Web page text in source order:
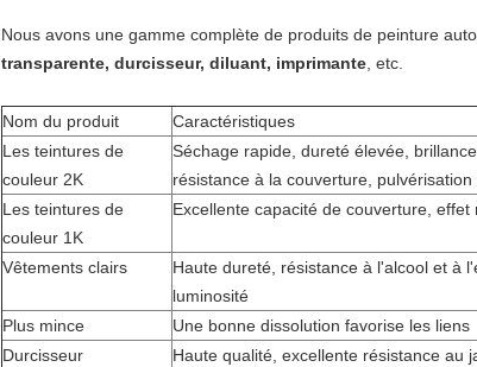
Nous avons une gamme complète de produits de peinture
transparente, durcisseur, diluant, imprimante , etc.
Nom du produit
Caractéristiques
Les teintures de
couleur 2K
Séchage rapide, dureté élevée,
résistance à la couverture, pulvérisation
Les teintures de
couleur 1K
Excellente capacité de couverture,
Vêtements clairs
Haute dureté, résistance à l'alcool et à
luminosité
Plus mince
Une bonne dissolution favorise les liens
Durcisseur
Haute qualité, excellente résistance au